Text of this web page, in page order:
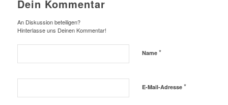
Dein Kommentar
An Diskussion beteiligen?
Hinterlasse uns Deinen Kommentar!
Name *
E-Mail-Adresse *